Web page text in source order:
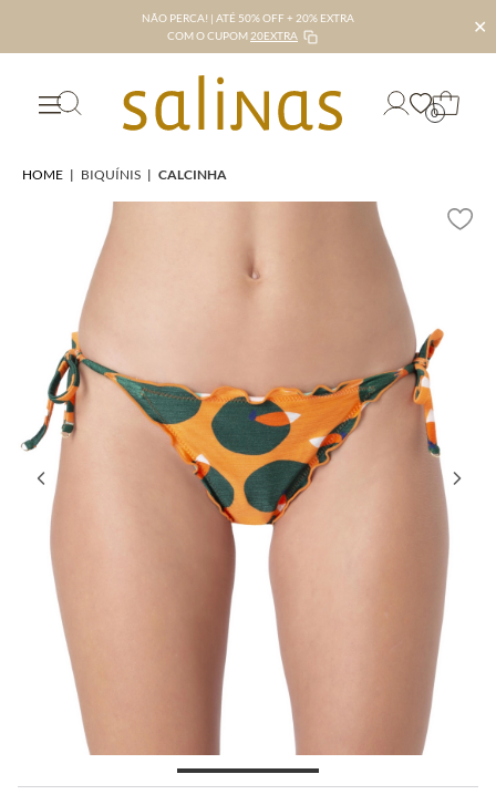
NÃO PERCA! | ATÉ 50% OFF + 20% EXTRA
COM O CUPOM 20EXTRA ✕
0
HOME | BIQUÍNIS | CALCINHA